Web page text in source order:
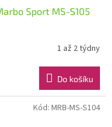
Sport MS-S105
1 až 2 týdny
Do košíku
Kód: MRB-MS-S104